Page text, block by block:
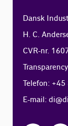
Dansk
H. C.
CVR-nr.
Telefon:
E-mail: